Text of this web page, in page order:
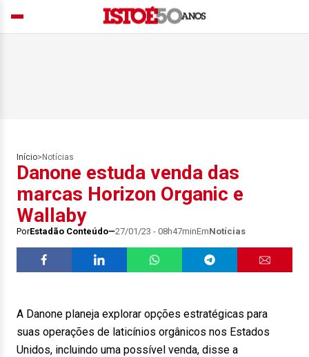
Início> Notícias
Danone estuda venda das
marcas Horizon Organic e
Wallaby
PorEstadão Conteúdo 27/01/23 - 08h47minEmNotícias
A Danone planeja explorar opções estratégicas para
suas operações de laticínios orgânicos nos Estados
Unidos, incluindo uma possível venda, disse a